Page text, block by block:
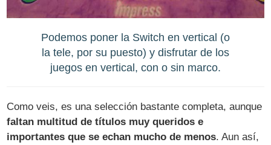
Podemos poner la Switch en vertical (o
la tele, por su puesto) y disfrutar de los
juegos en vertical, con o sin marco.
Como veis, es una selección bastante completa, aunque
faltan multitud de títulos muy queridos e
importantes que se echan mucho de menos. Aun así,